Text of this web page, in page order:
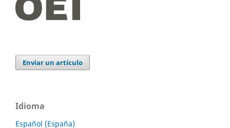
Enviar un artículo
Idioma
Español (España)